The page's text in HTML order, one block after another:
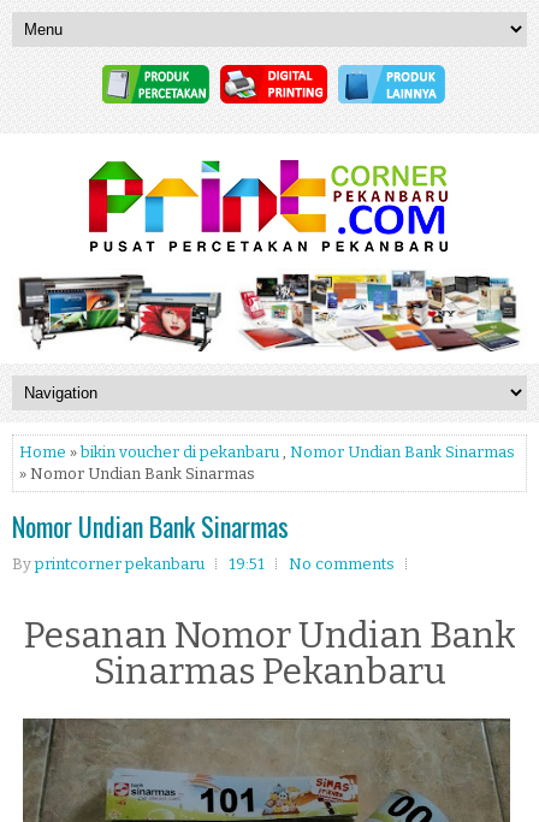
Home »bikin voucher di pekanbaru
Nomor Undian Bank Sinarmas
» Nomor Undian Bank Sinarmas
Nomor Undian Bank Sinarmas
Byprintcorner pekanbaru 19:51 No comments
Pesanan Nomor Undian Bank
Sinarmas Pekanbaru